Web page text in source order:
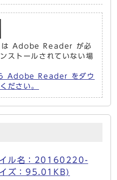
は Adobe Reader が必
ストールされていない場
Adobe Reader をダウ
ださい。
イル名：20160220-
ズ：95.01KB)